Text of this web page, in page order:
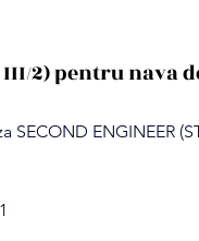
III/2) pentru nava
SECOND ENGINEER